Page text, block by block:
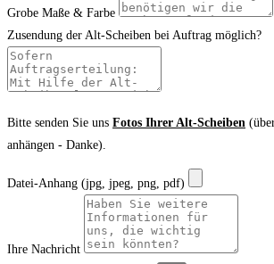
Grobe Maße & Farbe
Zusendung der Alt-Scheiben bei Auftrag möglich?
Bitte senden Sie uns Fotos Ihrer Alt-Scheiben
anhängen - Danke).
Datei-Anhang (jpg, jpeg, png, pdf)
Ihre Nachricht